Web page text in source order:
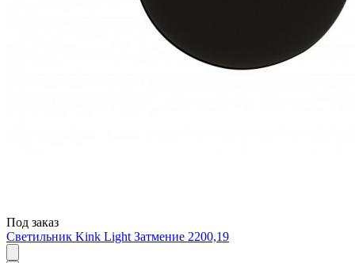
Под заказ
Светильник Kink Light Затмение 2200,19